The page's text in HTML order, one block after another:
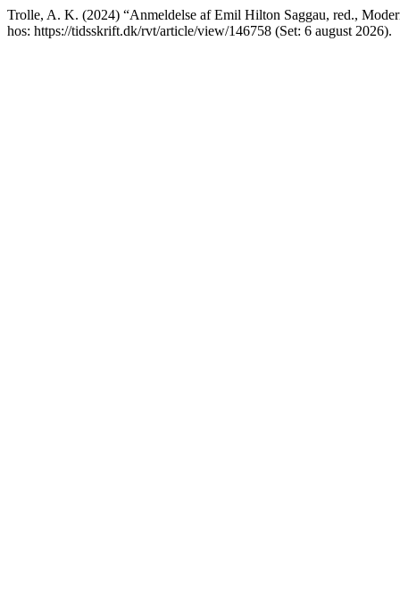
Trolle, A. K. (2024) “Anmeldelse af Emil Hilton Saggau, red.,
hos: https://tidsskrift.dk/rvt/article/view/146758 (Set: 6 august 2026).